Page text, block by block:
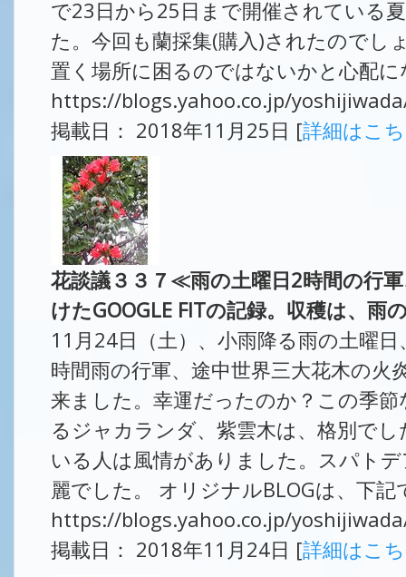
で23日から25日まで開催されている
た。今回も蘭採集(購入)されたのでし
置く場所に困るのではないかと心配
https://blogs.yahoo.co.jp/
掲載日： 2018年11月25日 [詳細はこ
花談議３３７≪雨の土曜日2時間の行
けたGOOGLE FITの記録。収穫は、雨
11月24日（土）、小雨降る雨の土曜
時間雨の行軍、途中世界三大花木の
来ました。幸運だったのか？この季
るジャカランダ、紫雲木は、格別で
いる人は風情がありました。スパト
麗でした。 オリジナルBLOGは、下記
https://blogs.yahoo.co.jp/
掲載日： 2018年11月24日 [詳細はこ